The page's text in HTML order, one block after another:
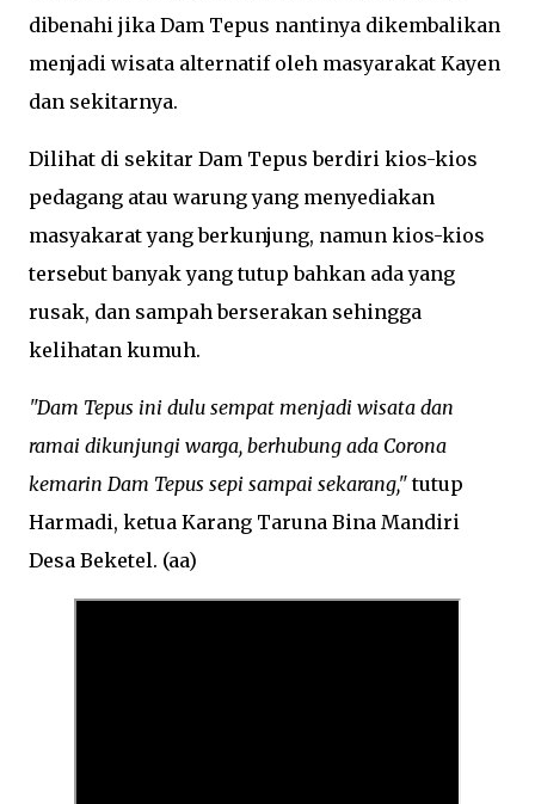
dibenahi jika Dam Tepus nantinya dikembalikan
menjadi wisata alternatif oleh masyarakat Kayen
dan sekitarnya.
Dilihat di sekitar Dam Tepus berdiri kios-kios
pedagang atau warung yang menyediakan
masyakarat yang berkunjung, namun kios-kios
tersebut banyak yang tutup bahkan ada yang
rusak, dan sampah berserakan sehingga
kelihatan kumuh.
"Dam Tepus ini dulu sempat menjadi wisata dan
ramai dikunjungi warga, berhubung ada Corona
kemarin Dam Tepus sepi sampai sekarang,"tutup
Harmadi, ketua Karang Taruna Bina Mandiri
Desa Beketel. (aa)